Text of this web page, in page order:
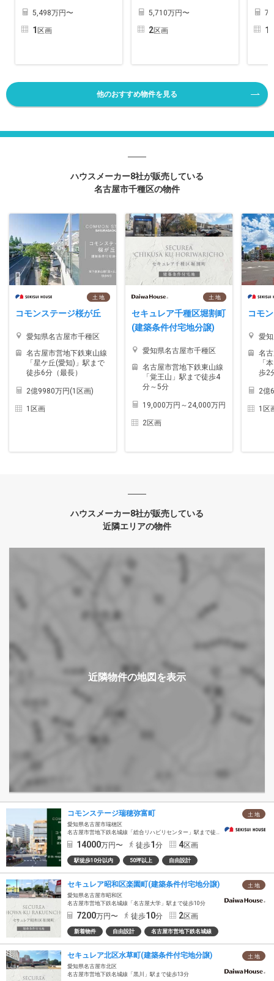
5,498万円〜
1 区画
5,710万円〜
2区画 1
他のおすすめ物件を見る
ハウスメーカー8社が販売している
名古屋市千種区の物件
土 地
コモンステージ桜が丘
愛知県名古屋市千種区
名古屋市営地下鉄東山線
「星ケ丘(愛知)」駅まで
徒歩6分（最長）
2億9980万円(1区画)
1区画
土 地
セキュレア千種区堀割町
(建築条件付宅地分譲)
愛知県名古屋市千種区
名古屋市営地下鉄東山線
「覚王山」駅まで徒歩4
分～5分
19,000万円～24,000万円
2区画
コモ
愛
名
「
歩2
2億
1区
ハウスメーカー8社が販売している
近隣エリアの物件
土 地
コモンステージ瑞穂弥富町
愛知県名古屋市瑞穂区
名古屋市営地下鉄名城線「総合リハビリセンター」駅まで徒歩1分～2分
14000万円〜 徒歩1 分 4区画
駅徒歩10分以内 50坪以上 自由設計
土 地
セキュレア昭和区楽園町(建築条件付宅地分譲)
愛知県名古屋市昭和区
名古屋市営地下鉄名城線「名古屋大学」駅まで徒歩10分
7200万円〜 徒歩10分 2区画
新着物件 自由設計 名古屋市営地下鉄名城線
土 地
セキュレア北区水草町(建築条件付宅地分譲)
愛知県名古屋市北区
名古屋市営地下鉄名城線「黒川」駅まで徒歩13分